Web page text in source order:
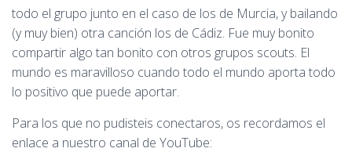
todo el grupo junto en el caso de los de Murcia, y bailando
(y muy bien) otra canción los de Cádiz. Fue muy bonito
compartir algo tan bonito con otros grupos scouts. El
mundo es maravilloso cuando todo el mundo aporta todo
lo positivo que puede aportar.
Para los que no pudisteis conectaros, os recordamos el
enlace a nuestro canal de YouTube: